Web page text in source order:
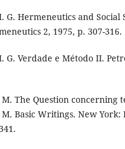
G. Hermeneutics and Social
2, 1975, p. 307-316.
G. Verdade e Método II.
M. The Question concerning
M. Basic Writings. New